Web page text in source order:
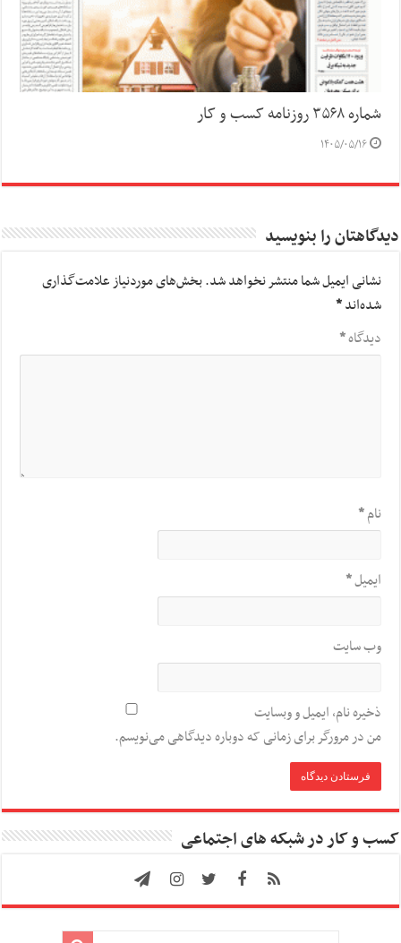
شماره ۳۵۶۸ روزنامه کسب و کار
۱۴۰۵/۰۵/۱۶
دیدگاهتان را بنویسید
نشانی ایمیل شما منتشر نخواهد شد.بخش‌های موردنیاز علامت‌گذاری
شده‌اند*
دیدگاه*
نام*
ایمیل*
وب‌ سایت
ذخیره نام، ایمیل و وبسایت
من در مرورگر برای زمانی که دوباره دیدگاهی می‌نویسم.
کسب و کار در شبکه های اجتماعی